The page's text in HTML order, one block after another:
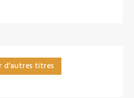
d'autres titres